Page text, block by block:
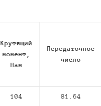
Крутящий
момент,
Н*м
Передаточное
число
104 81.64